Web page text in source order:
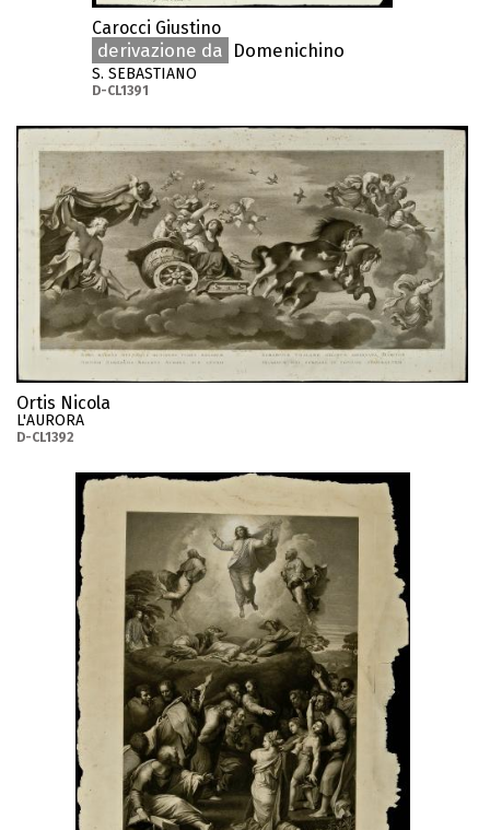
Carocci Giustino
derivazione da Domenichino
S. SEBASTIANO
D-CL1391
Ortis Nicola
L'AURORA
D-CL1392